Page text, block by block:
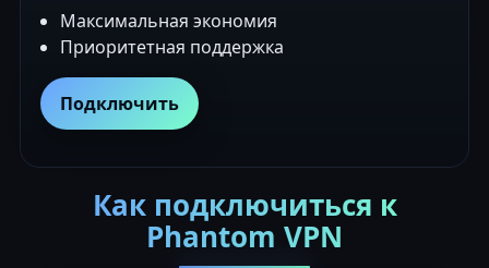
Максимальная экономия
Приоритетная поддержка
Подключить
Как подключиться к
Phantom VPN